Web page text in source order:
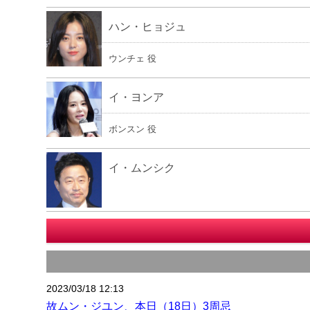
ハン・ヒョジュ
ウンチェ 役
イ・ヨンア
ボンスン 役
イ・ムンシク
2023/03/18 12:13
故ムン・ジユン、本日（18日）3周忌